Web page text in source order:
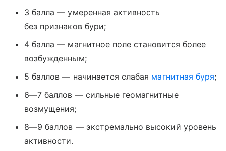
3 балла — умеренная активность
без признаков бури;
4 балла — магнитное поле становится более
возбужденным;
5 баллов — начинается слабая магнитная буря;
6—7 баллов — сильные геомагнитные
возмущения;
8—9 баллов — экстремально высокий уровень
активности.